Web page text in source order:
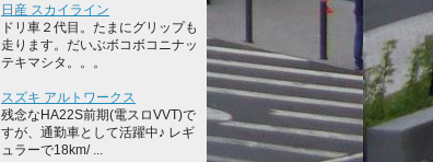
日産 スカイライン
ドリ車２代目。たまにグリップも
走ります。だいぶボコボコニナッ
テキマシタ。。。
スズキ アルトワークス
残念なHA22S前期(電スロVVT)で
すが、通勤車として活躍中♪ レギ
ュラーで18km/ ...